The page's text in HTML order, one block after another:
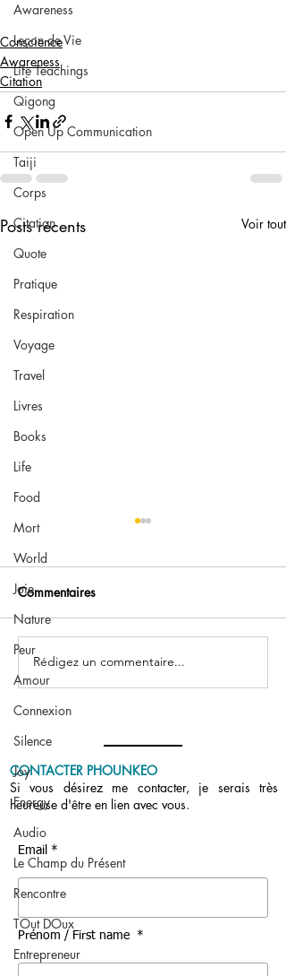
Awareness
Leçon de Vie
Life Teachings
Qigong
Open Up Communication
Taiji
Corps
Citation
Quote
Pratique
Respiration
Voyage
Travel
Livres
Books
Life
Food
Mort
World
Joie
Nature
Peur
Amour
Connexion
Silence
Joy
Energy
Audio
Le Champ du Présent
Rencontre
TOut DOux
Entrepreneur
Conscience
Awareness
Citation
Posts récents Voir tout
Tout gratuit : deux mois
après l’annonce
Commentaires
Rédigez un commentaire...
CONTACTER PHOUNKEO
Si vous désirez me contacter, je serais très
heureuse d'être en lien avec vous.
Email *
Prénom / First name *